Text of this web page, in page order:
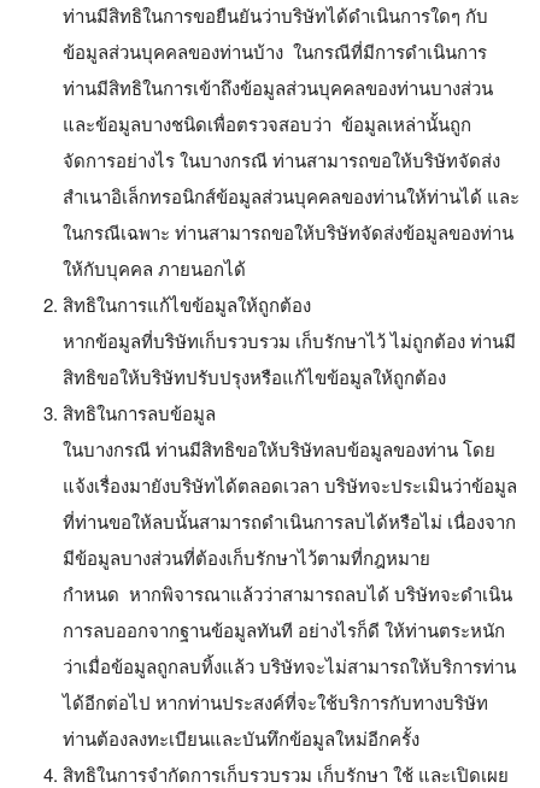
ท่านมีสิทธิในการขอยืนยันว่าบริษัทได้ดำเนินการใดๆ กับ
ข้อมูลส่วนบุคคลของท่านบ้าง ในกรณีที่มีการดำเนินการ
ท่านมีสิทธิในการเข้าถึงข้อมูลส่วนบุคคลของท่านบางส่วน
และข้อมูลบางชนิดเพื่อตรวจสอบว่า ข้อมูลเหล่านั้นถูก
จัดการอย่างไร ในบางกรณี ท่านสามารถขอให้บริษัทจัดส่ง
สำเนาอิเล็กทรอนิกส์ข้อมูลส่วนบุคคลของท่านให้ท่านได้ และ
ในกรณีเฉพาะ ท่านสามารถขอให้บริษัทจัดส่งข้อมูลของท่าน
ให้กับบุคคล ภายนอกได้
สิทธิในการแก้ไขข้อมูลให้ถูกต้อง
หากข้อมูลที่บริษัทเก็บรวบรวม เก็บรักษาไว้ ไม่ถูกต้อง ท่านมี
สิทธิขอให้บริษัทปรับปรุงหรือแก้ไขข้อมูลให้ถูกต้อง
สิทธิในการลบข้อมูล
ในบางกรณี ท่านมีสิทธิขอให้บริษัทลบข้อมูลของท่าน โดย
แจ้งเรื่องมายังบริษัทได้ตลอดเวลา บริษัทจะประเมินว่าข้อมูล
ที่ท่านขอให้ลบนั้นสามารถดำเนินการลบได้หรือไม่ เนื่องจาก
มีข้อมูลบางส่วนที่ต้องเก็บรักษาไว้ตามที่กฎหมาย
กำหนด หากพิจารณาแล้วว่าสามารถลบได้ บริษัทจะดำเนิน
การลบออกจากฐานข้อมูลทันที อย่างไรก็ดี ให้ท่านตระหนัก
ว่าเมื่อข้อมูลถูกลบทิ้งแล้ว บริษัทจะไม่สามารถให้บริการท่าน
ได้อีกต่อไป หากท่านประสงค์ที่จะใช้บริการกับทางบริษัท
ท่านต้องลงทะเบียนและบันทึกข้อมูลใหม่อีกครั้ง
สิทธิในการจำกัดการเก็บรวบรวม เก็บรักษา ใช้ และเปิดเผย